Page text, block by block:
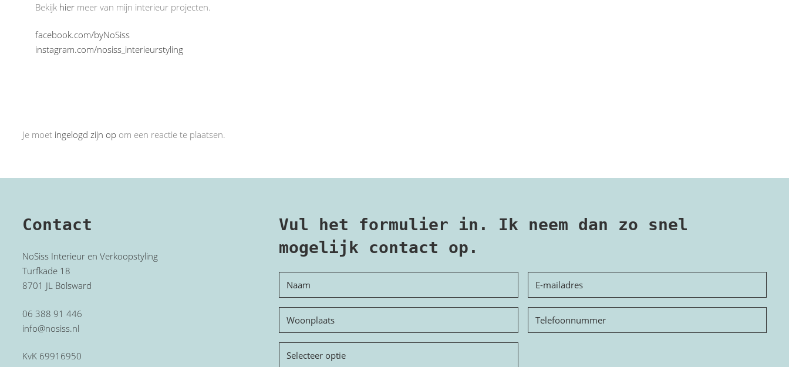
Bekijk hier meer van mijn interieur projecten.
facebook.com/byNoSiss
instagram.com/nosiss_interieurstyling
Je moet ingelogd zijn op om een reactie te plaatsen.
Contact
NoSiss Interieur en Verkoopstyling
Turfkade 18
8701 JL Bolsward
06 388 91 446
info@nosiss.nl
KvK 69916950
Vul het formulier in. Ik neem dan zo snel
mogelijk contact op.
Woonplaats
Telefoon
Onderwerp